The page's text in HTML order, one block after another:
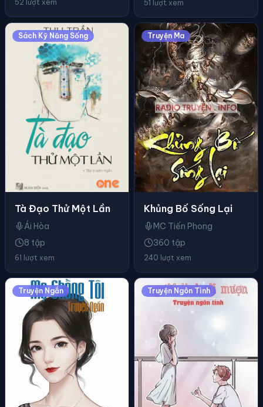
52 lượt xem 51 lượt xem
Sách Kỹ Năng Sống
Tà Đạo Thử Một Lần
Ái Hòa
8 tập
61 lượt xem
Truyện Ma
Khủng Bố Sống Lại
MC Tiến Phong
360 tập
240 lượt xem
Truyện Ngắn Truyện Ngôn Tình